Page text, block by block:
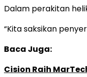
Dalam perakitan
“Kita saksikan
Baca Juga:
Cision Raih